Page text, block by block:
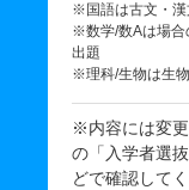
※国語は古文・漢
※数学/数Aは場合
出題
※理科/生物は生
※内容には変
の「入学者選
どで確認してく